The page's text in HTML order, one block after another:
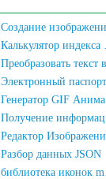
Электронный паспорт
Редактор
Разбор данных JSON